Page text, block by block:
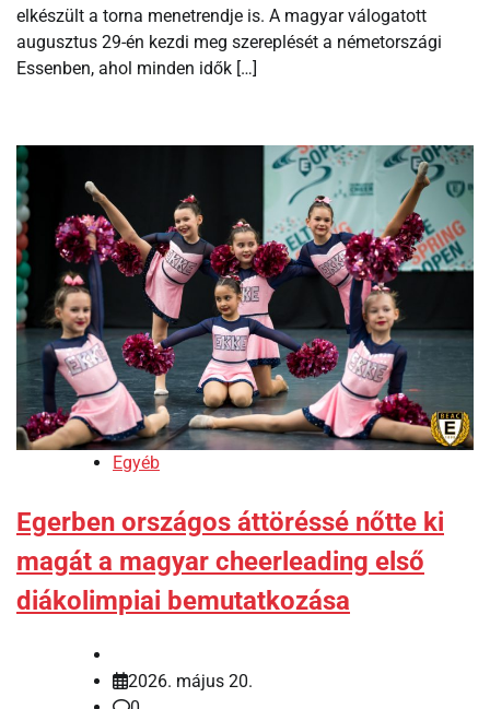
elkészült a torna menetrendje is. A magyar válogatott
augusztus 29-én kezdi meg szereplését a németországi
Essenben, ahol minden idők […]
Egyéb
Egerben országos áttöréssé nőtte ki
magát a magyar cheerleading első
diákolimpiai bemutatkozása
2026. május 20.